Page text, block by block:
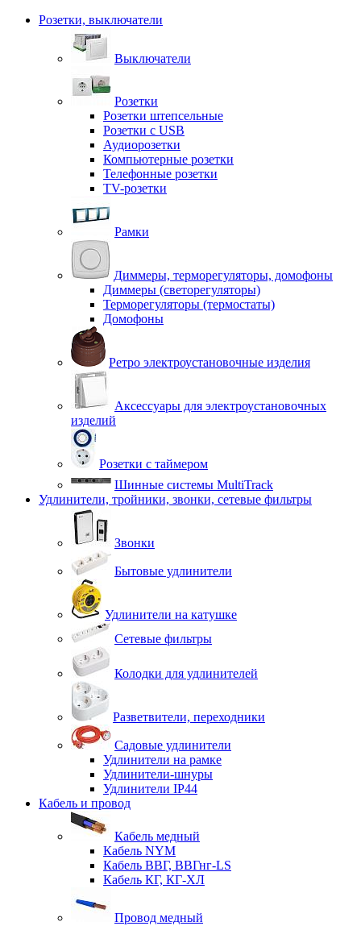
Розетки, выключатели
Выключатели
Розетки
Розетки штепсельные
Розетки с USB
Аудиорозетки
Компьютерные розетки
Телефонные розетки
TV-розетки
Рамки
Диммеры, терморегуляторы, домофоны
Диммеры (светорегуляторы)
Терморегуляторы (термостаты)
Домофоны
Ретро электроустановочные изделия
Аксессуары для электроустановочных
изделий
Розетки с таймером
Шинные системы MultiTrack
Удлинители, тройники, звонки, сетевые фильтры
Звонки
Бытовые удлинители
Удлинители на катушке
Сетевые фильтры
Колодки для удлинителей
Разветвители, переходники
Садовые удлинители
Удлинители на рамке
Удлинители-шнуры
Удлинители IP44
Кабель и провод
Кабель медный
Кабель NYM
Кабель ВВГ, ВВГнг-LS
Кабель КГ, КГ-ХЛ
Провод медный